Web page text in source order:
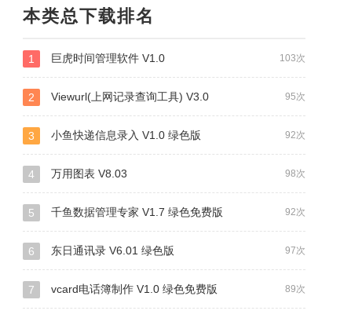
本类总下载排名
103次
1 巨虎时间管理软件 V1.0
95次
2 Viewurl(上网记录查询工具) V3.0
92次
3 小鱼快递信息录入 V1.0 绿色版
98次
4 万用图表 V8.03
92次
5 千鱼数据管理专家 V1.7 绿色免费版
97次
6 东日通讯录 V6.01 绿色版
89次
7 vcard电话簿制作 V1.0 绿色免费版